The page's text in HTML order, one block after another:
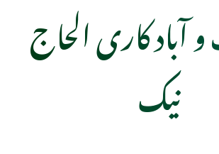
آباد کاری الحاج
نیک